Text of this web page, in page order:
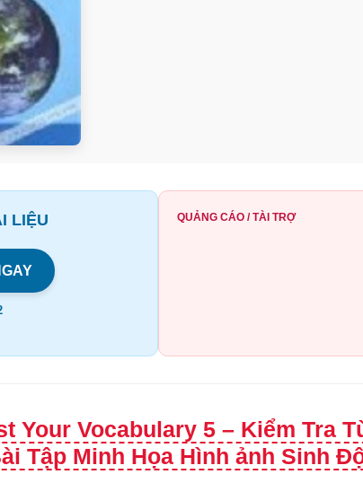
LIỆU QUẢNG CÁO / TÀI TRỢ
Your Vocabulary 5 – Kiểm Tra
Tập Minh Họa Hình ảnh Sinh